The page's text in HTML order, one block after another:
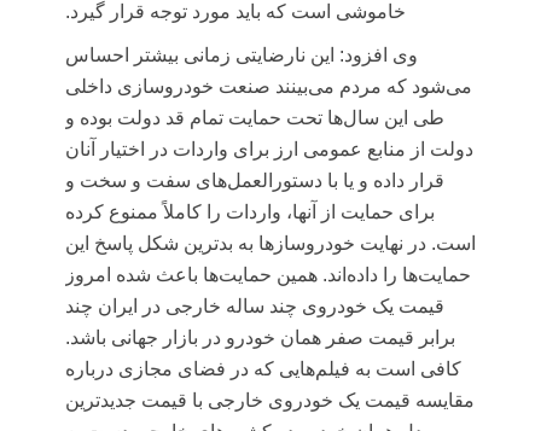
خاموشی است که باید مورد توجه قرار گیرد.
وی افزود: این نارضایتی زمانی بیشتر احساس
می‌شود که مردم می‌بینند صنعت خودروسازی داخلی
طی این سال‌ها تحت حمایت تمام قد دولت بوده و
دولت از منابع عمومی ارز برای واردات در اختیار آنان
قرار داده و یا با دستورالعمل‌های سفت و سخت و
برای حمایت از آنها، واردات را کاملاً ممنوع کرده
است. در نهایت خودروسازها به بدترین شکل پاسخ این
حمایت‌ها را داده‌اند. همین حمایت‌ها باعث شده امروز
قیمت یک خودروی چند ساله خارجی در ایران چند
برابر قیمت صفر همان خودرو در بازار جهانی باشد.
کافی است به فیلم‌هایی که در فضای مجازی درباره
مقایسه قیمت یک خودروی خارجی با قیمت جدیدترین